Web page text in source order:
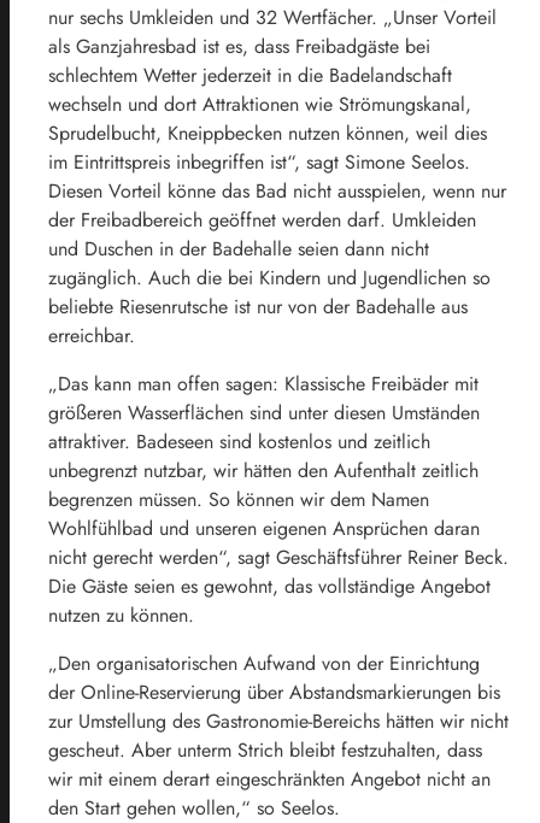
nur sechs Umkleiden und 32 Wertfächer. „Unser Vorteil
als Ganzjahresbad ist es, dass Freibadgäste bei
schlechtem Wetter jederzeit in die Badelandschaft
wechseln und dort Attraktionen wie Strömungskanal,
Sprudelbucht, Kneippbecken nutzen können, weil dies
im Eintrittspreis inbegriffen ist“, sagt Simone Seelos.
Diesen Vorteil könne das Bad nicht ausspielen, wenn nur
der Freibadbereich geöffnet werden darf. Umkleiden
und Duschen in der Badehalle seien dann nicht
zugänglich. Auch die bei Kindern und Jugendlichen so
beliebte Riesenrutsche ist nur von der Badehalle aus
erreichbar.
„Das kann man offen sagen: Klassische Freibäder mit
größeren Wasserflächen sind unter diesen Umständen
attraktiver. Badeseen sind kostenlos und zeitlich
unbegrenzt nutzbar, wir hätten den Aufenthalt zeitlich
begrenzen müssen. So können wir dem Namen
Wohlfühlbad und unseren eigenen Ansprüchen daran
nicht gerecht werden“, sagt Geschäftsführer Reiner Beck.
Die Gäste seien es gewohnt, das vollständige Angebot
nutzen zu können.
„Den organisatorischen Aufwand von der Einrichtung
der Online-Reservierung über Abstandsmarkierungen bis
zur Umstellung des Gastronomie-Bereichs hätten wir nicht
gescheut. Aber unterm Strich bleibt festzuhalten, dass
wir mit einem derart eingeschränkten Angebot nicht an
den Start gehen wollen,“ so Seelos.